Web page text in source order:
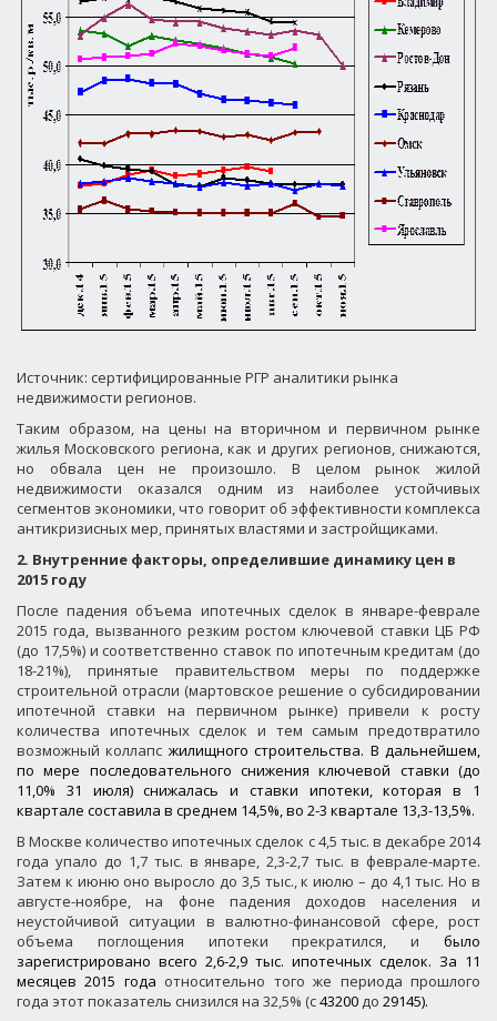
Источник: сертифицированные РГР аналитики рынка
недвижимости регионов.
Таким образом, на цены на вторичном и первичном рынке
жилья Московского региона, как и других регионов, снижаются,
но обвала цен не произошло. В целом рынок жилой
недвижимости оказался одним из наиболее устойчивых
сегментов экономики, что говорит об эффективности комплекса
антикризисных мер, принятых властями и застройщиками.
2. Внутренние факторы, определившие динамику цен в
2015 году
После падения объема ипотечных сделок в январе-феврале
2015 года, вызванного резким ростом ключевой ставки ЦБ РФ
(до 17,5%) и соответственно ставок по ипотечным кредитам (до
18-21%), принятые правительством меры по поддержке
строительной отрасли (мартовское решение о субсидировании
ипотечной ставки на первичном рынке) привели к росту
количества ипотечных сделок и тем самым предотвратило
возможный коллапс жилищного строительства. В дальнейшем,
по мере последовательного снижения ключевой ставки (до
11,0% 31 июля) снижалась и ставки ипотеки, которая в 1
квартале составила в среднем 14,5%, во 2-3 квартале 13,3-13,5%.
В Москве количество ипотечных сделок с 4,5 тыс. в декабре 2014
года упало до 1,7 тыс. в январе, 2,3-2,7 тыс. в феврале-марте.
Затем к июню оно выросло до 3,5 тыс., к июлю – до 4,1 тыс. Но в
августе-ноябре, на фоне падения доходов населения и
неустойчивой ситуации в валютно-финансовой сфере, рост
объема поглощения ипотеки прекратился, и было
зарегистрировано всего 2,6-2,9 тыс. ипотечных сделок. За 11
месяцев 2015 года относительно того же периода прошлого
года этот показатель снизился на 32,5% (с43200до 29145).